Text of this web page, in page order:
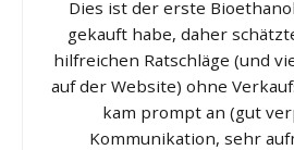
Dies ist der erste
gekauft habe, daher
hilfreichen Ratschläge (und
auf der Website) ohne
kam prompt an (gut
Kommunikation, sehr